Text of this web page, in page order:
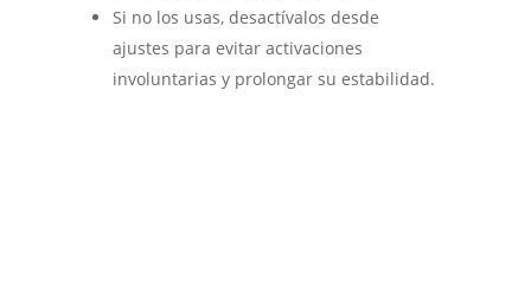
Si no los usas, desactívalos desde
ajustes para evitar activaciones
involuntarias y prolongar su estabilidad.